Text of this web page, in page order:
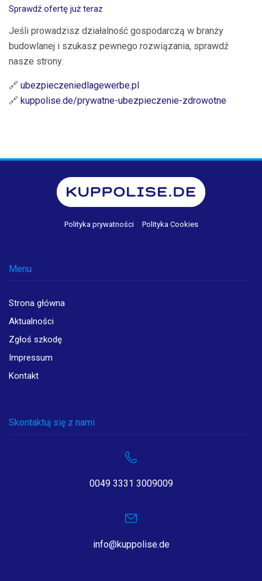
Sprawdź ofertę już teraz
Jeśli prowadzisz działalność gospodarczą w branży
budowlanej i szukasz pewnego rozwiązania, sprawdź
nasze strony:
🔗 ubezpieczeniedlagewerbe.pl
🔗 kuppolise.de/prywatne-ubezpieczenie-zdrowotne
Polityka prywatności Polityka Cookies
Menu
Strona główna
Aktualności
Zgłoś szkodę
Impressum
Kontakt
Skontaktuj się z nami
0049 3331 3009009
info@kuppolise.de